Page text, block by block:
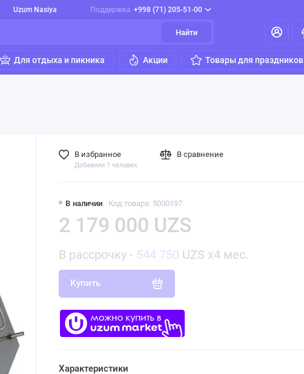
Uzum Nasiya Поддержка +998 (71) 205-51-00
Найти
Для отдыха и пикника Акции Товары для праздников
В наличии Код товара: 5000197
2 179 000 UZS
В рассрочку - 544 750 UZS x4 мес.
Купить
В избранное
Добавили 1 человек
В сравнение
Характеристики